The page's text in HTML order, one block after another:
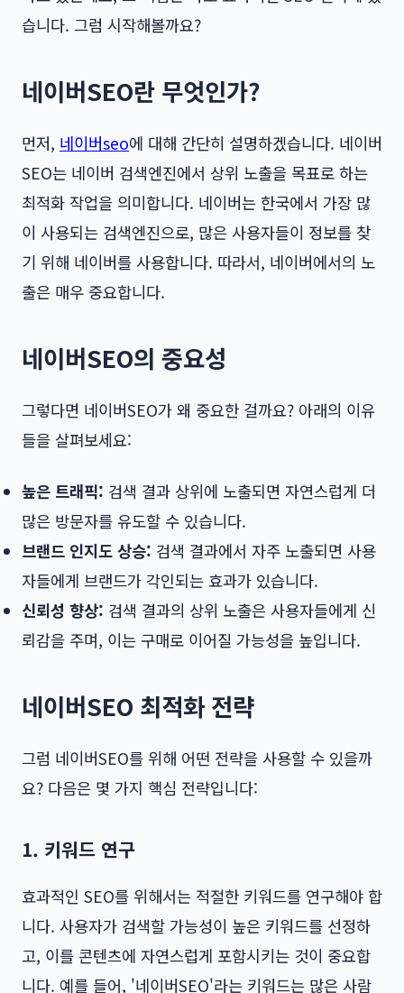
습니다. 그럼 시작해볼까요?
네이버SEO란 무엇인가?
먼저, 네이버seo에 대해 간단히 설명하겠습니다. 네이버
SEO는 네이버 검색엔진에서 상위 노출을 목표로 하는
최적화 작업을 의미합니다. 네이버는 한국에서 가장 많
이 사용되는 검색엔진으로, 많은 사용자들이 정보를 찾
기 위해 네이버를 사용합니다. 따라서, 네이버에서의 노
출은 매우 중요합니다.
네이버SEO의 중요성
그렇다면 네이버SEO가 왜 중요한 걸까요? 아래의 이유
들을 살펴보세요:
높은 트래픽: 검색 결과 상위에 노출되면 자연스럽게 더
많은 방문자를 유도할 수 있습니다.
브랜드 인지도 상승: 검색 결과에서 자주 노출되면 사용
자들에게 브랜드가 각인되는 효과가 있습니다.
신뢰성 향상: 검색 결과의 상위 노출은 사용자들에게 신
뢰감을 주며, 이는 구매로 이어질 가능성을 높입니다.
네이버SEO 최적화 전략
그럼 네이버SEO를 위해 어떤 전략을 사용할 수 있을까
요? 다음은 몇 가지 핵심 전략입니다:
1. 키워드 연구
효과적인 SEO를 위해서는 적절한 키워드를 연구해야 합
니다. 사용자가 검색할 가능성이 높은 키워드를 선정하
고, 이를 콘텐츠에 자연스럽게 포함시키는 것이 중요합
니다. 예를 들어, '네이버SEO'라는 키워드는 많은 사람